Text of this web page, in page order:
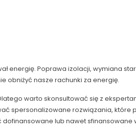
energię. Poprawa izolacji, wymiana
obniżyć nasze rachunki za energię.
warto skonsultować się z
spersonalizowane rozwiązania, które
lub nawet sfinansowane